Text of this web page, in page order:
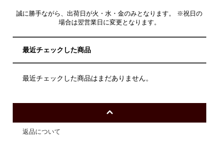
誠に勝手ながら、出荷日が火・水・金のみとなります。 ※祝日の
場合は翌営業日に変更となります。
最近チェックした商品
最近チェックした商品はまだありません。
返品について